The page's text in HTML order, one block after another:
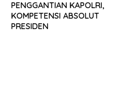
PENGGANTIAN KAPOLRI,
KOMPETENSI ABSOLUT
PRESIDEN